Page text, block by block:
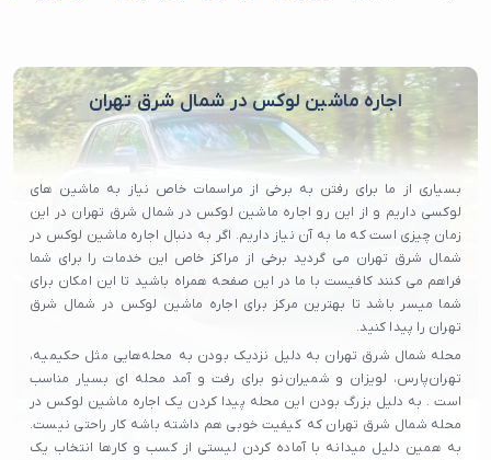
اجاره ماشین لوکس در شمال شرق تهران
بسیاری از ما برای رفتن به برخی از مراسمات خاص نیاز به ماشین های
لوکسی داریم و از این رو اجاره ماشین لوکس در شمال شرق تهران در این
زمان چیزی است که ما به آن نیاز داریم. اگر به دنبال اجاره ماشین لوکس در
شمال شرق تهران می گردید برخی از مراکز خاص این خدمات را برای شما
فراهم می کنند کافیست با ما در این صفحه همراه باشید تا این امکان برای
شما میسر باشد تا بهترین مرکز برای اجاره ماشین لوکس در شمال شرق
تهران را پیدا کنید.
محله شمال شرق تهران به دلیل نزدیک بودن به محله‌هایی مثل حکیمیه،
تهران‌پارس، لویزان و شمیران‌نو برای رفت و آمد محله ای بسیار مناسب
است . به دلیل بزرگ بودن این محله پیدا کردن یک اجاره ماشین لوکس در
محله شمال شرق تهران که کیفیت خوبی هم داشته باشه کار راحتی نیست.
به همین دلیل میدانه با آماده کردن لیستی از کسب و کارها انتخاب یک